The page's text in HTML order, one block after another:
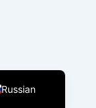
Russian